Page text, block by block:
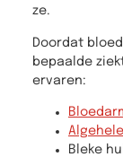
ze.
Doordat
bepaalde
ervaren:
Bleke